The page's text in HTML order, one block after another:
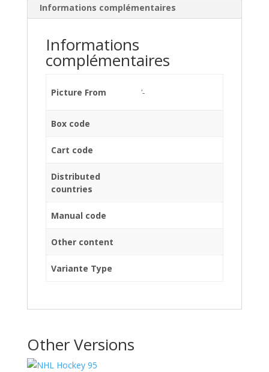
Informations complémentaires
Informations
complémentaires
Picture From '-
Box code
Cart code
Distributed
countries
Manual code
Other content
Variante Type
Other Versions